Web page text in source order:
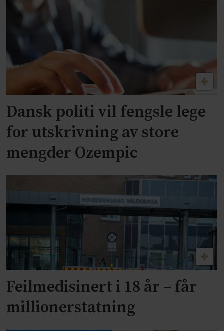
Dansk politi vil fengsle lege
for utskrivning av store
mengder Ozempic
Feilmedisinert i 18 år – får
millionerstatning